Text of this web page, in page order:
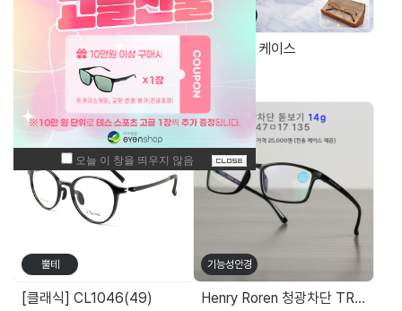
기능성안경 가방/케이스
고급 가죽 케이스
주간 최고 매출 상품
뿔테
[클래식] CL1046(49)
기능성안경
Henry Roren 청광차단 TR 돋보기 사각 47size